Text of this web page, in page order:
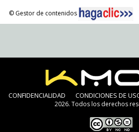
© Gestor de contenidos
CONFIDENCIALIDAD CONDICIONES DE
2026. Todos los derechos